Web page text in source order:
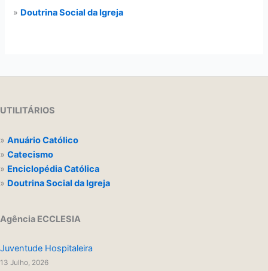
» Doutrina Social da Igreja
UTILITÁRIOS
» Anuário Católico
» Catecismo
» Enciclopédia Católica
» Doutrina Social da Igreja
Agência ECCLESIA
Juventude Hospitaleira
13 Julho, 2026